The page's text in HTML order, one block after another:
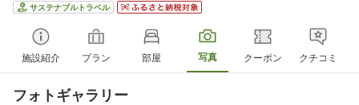
サステナブルトラベル
施設紹介 プラン 部屋 写真 クーポン クチコミ
フォトギャラリー